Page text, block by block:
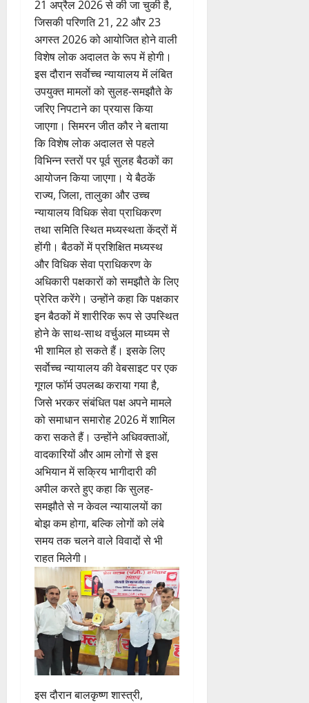
21 अप्रैल 2026 से की जा चुकी है,
जिसकी परिणति 21, 22 और 23
अगस्त 2026 को आयोजित होने वाली
विशेष लोक अदालत के रूप में होगी।
इस दौरान सर्वाेच्च न्यायालय में लंबित
उपयुक्त मामलों को सुलह-समझौते के
जरिए निपटाने का प्रयास किया
जाएगा। सिमरन जीत कौर ने बताया
कि विशेष लोक अदालत से पहले
विभिन्न स्तरों पर पूर्व सुलह बैठकों का
आयोजन किया जाएगा। ये बैठकें
राज्य, जिला, तालुका और उच्च
न्यायालय विधिक सेवा प्राधिकरण
तथा समिति स्थित मध्यस्थता केंद्रों में
होंगी। बैठकों में प्रशिक्षित मध्यस्थ
और विधिक सेवा प्राधिकरण के
अधिकारी पक्षकारों को समझौते के लिए
प्रेरित करेंगे। उन्होंने कहा कि पक्षकार
इन बैठकों में शारीरिक रूप से उपस्थित
होने के साथ-साथ वर्चुअल माध्यम से
भी शामिल हो सकते हैं। इसके लिए
सर्वाेच्च न्यायालय की वेबसाइट पर एक
गूगल फॉर्म उपलब्ध कराया गया है,
जिसे भरकर संबंधित पक्ष अपने मामले
को समाधान समारोह 2026 में शामिल
करा सकते हैं। उन्होंने अधिवक्ताओं,
वादकारियों और आम लोगों से इस
अभियान में सक्रिय भागीदारी की
अपील करते हुए कहा कि सुलह-
समझौते से न केवल न्यायालयों का
बोझ कम होगा, बल्कि लोगों को लंबे
समय तक चलने वाले विवादों से भी
राहत मिलेगी।
इस दौरान बालकृष्ण शास्त्री,